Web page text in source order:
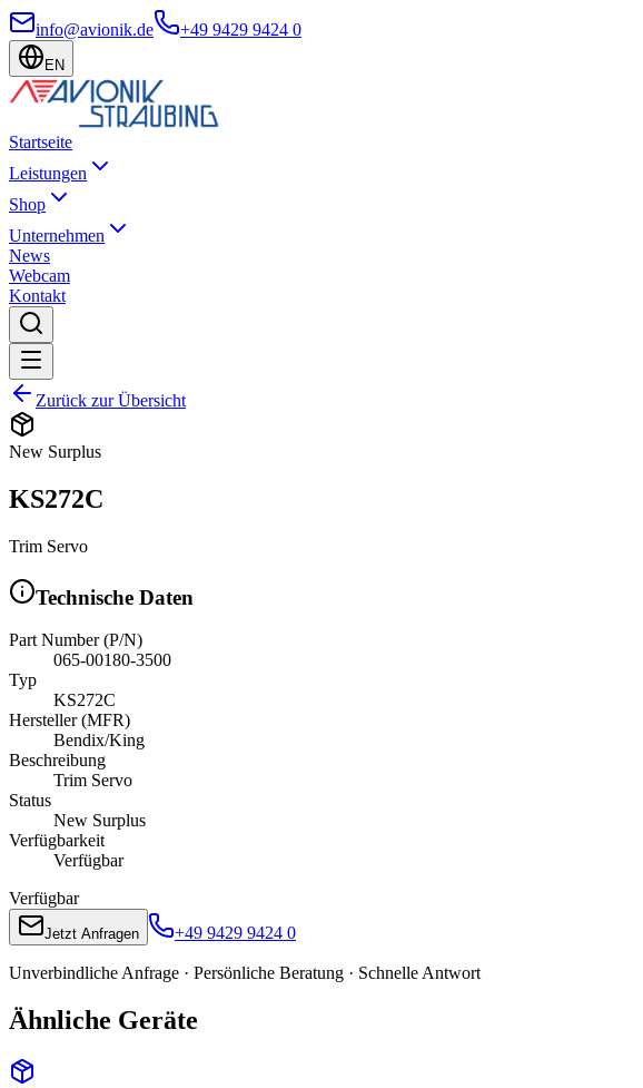
info@avionik.de +49 9429 9424 0
EN
Startseite
Leistungen
Shop
Unternehmen
News
Webcam
Kontakt
Zurück zur Übersicht
New Surplus
KS272C
Trim Servo
Technische Daten
Part Number (P/N)
065-00180-3500
Typ
KS272C
Hersteller (MFR)
Bendix/King
Beschreibung
Trim Servo
Status
New Surplus
Verfügbarkeit
Verfügbar
Verfügbar
Jetzt Anfragen +49 9429 9424 0
Unverbindliche Anfrage · Persönliche Beratung · Schnelle Antwort
Ähnliche Geräte